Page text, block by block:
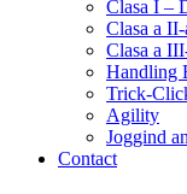
Clasa I –
Clasa a
Clasa a
Handling
Trick-
Agility
Joggind
Contact